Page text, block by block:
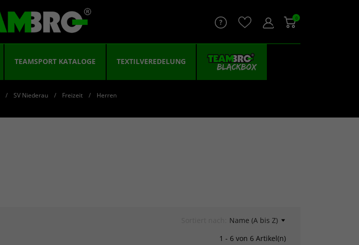
0
TEAMSPORT KATALOGE TEXTILVEREDELUNG
SV Niederau Freizeit Herren
Name (A bis Z)
1 - 6 von 6 Artikel(n)